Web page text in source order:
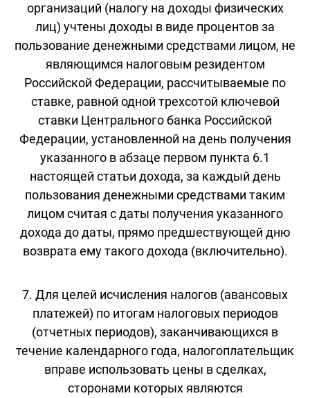
организаций (налогу на доходы физических
лиц) учтены доходы в виде процентов за
пользование денежными средствами лицом, не
являющимся налоговым резидентом
Российской Федерации, рассчитываемые по
ставке, равной одной трехсотой ключевой
ставки Центрального банка Российской
Федерации, установленной на день получения
указанного в абзаце первом пункта 6.1
настоящей статьи дохода, за каждый день
пользования денежными средствами таким
лицом считая с даты получения указанного
дохода до даты, прямо предшествующей дню
возврата ему такого дохода (включительно).
7. Для целей исчисления налогов (авансовых
платежей) по итогам налоговых периодов
(отчетных периодов), заканчивающихся в
течение календарного года, налогоплательщик
вправе использовать цены в сделках,
сторонами которых являются